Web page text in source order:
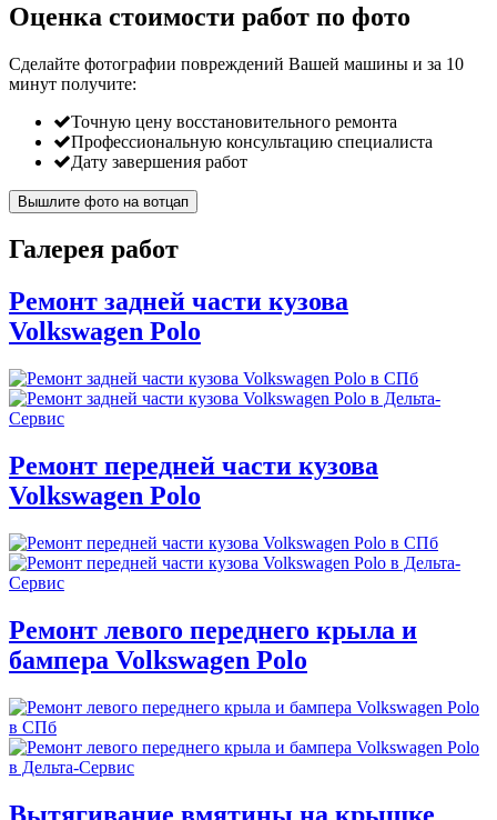
Оценка стоимости работ по фото
Сделайте фотографии повреждений Вашей машины и за 10
минут получите:
Точную цену восстановительного ремонта
Профессиональную консультацию специалиста
Дату завершения работ
Вышлите фото на вотцап
Галерея работ
Ремонт задней части кузова
Volkswagen Polo
Ремонт передней части кузова
Volkswagen Polo
Ремонт левого переднего крыла и
бампера Volkswagen Polo